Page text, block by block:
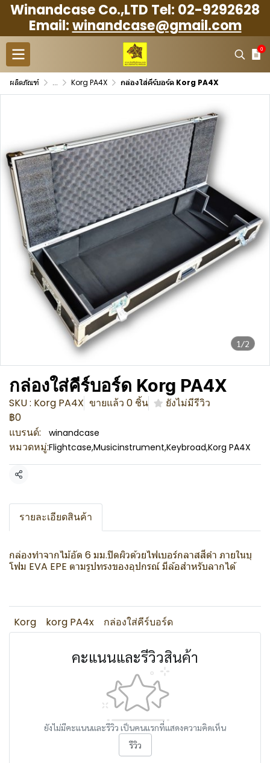
Winandcase Co.,LTD Tel: 02-9292628
Email:winandcase@gmail.com
0
ผลิตภัณฑ์ ... Korg PA4X กล่องใส่คีร์บอร์ด Korg PA4X
1/2
กล่องใส่คีร์บอร์ด Korg PA4X
SKU : Korg PA4X ขายแล้ว 0 ชิ้น
ยังไม่มีรีวิว
฿0
แบรนด์:
winandcase
หมวดหมู่:Flightcase,Musicinstrument,Keybroad,Korg PA4X
แชร์
รายละเอียดสินค้า
กล่องทำจากไม้อัด 6 มม.ปิดผิวด้วยไฟเบอร์กลาสสีดำ ภายในบุ
โฟม EVA EPE ตามรูปทรงของอุปกรณ์ มีล้อสำหรับลากได้
Korg korg PA4x กล่องใส่คีร์บอร์ด
คะแนนและรีวิวสินค้า
ยังไม่มีคะแนนและรีวิว เป็นคนแรกที่แสดงความคิดเห็น
รีวิว